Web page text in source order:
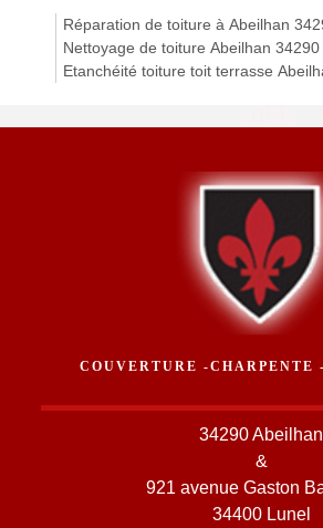
Réparation de toiture à Abeilhan
Nettoyage de toiture Abeilhan 34290
Etanchéité toiture toit terrasse
COUVERTURE -CHARPENTE
34290 Abeilhan
&
921 avenue Gaston
34400 Lunel